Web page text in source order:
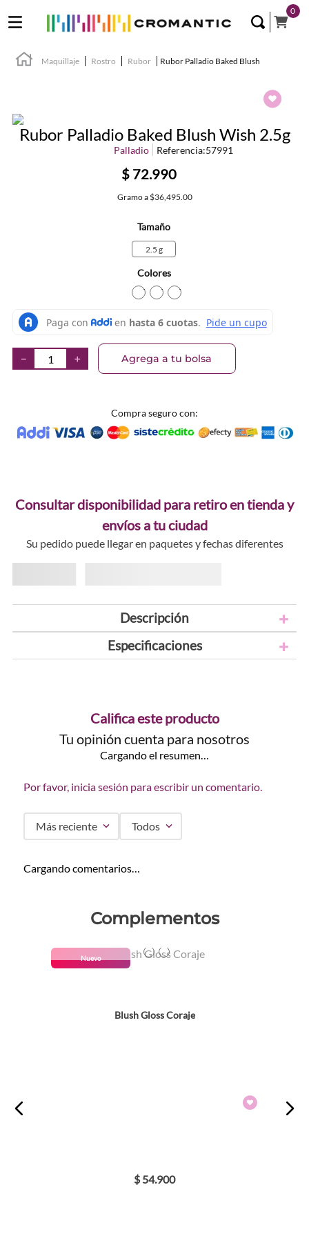
0
Maquillaje Rostro Rubor Rubor Palladio Baked Blush
Rubor Palladio Baked Blush Wish 2.5g
Palladio Referencia:57991
$ 72.990
Gramoa $36,495.00
Tamaño
2.5 g
Colores
TEXTURA_57990
TEXTURA_57991
TEXTURA_57992
＋
－ Agrega a tu bolsa
Compra seguro con:
Consultar disponibilidad para retiro en tienda y
envíos a tu ciudad
Su pedido puede llegar en paquetes y fechas diferentes
Descripción
Especificaciones
Califica este producto
Tu opinión cuenta para nosotros
Cargando el resumen…
Por favor, inicia sesión para escribir un comentario.
Más reciente Todos
Cargando comentarios…
Complementos
Nuevo
Blush Gloss Coraje
$ 54.900